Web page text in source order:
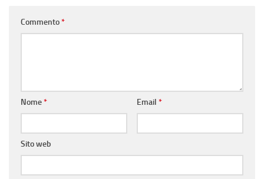
Commento*
Nome* Email *
Sito web